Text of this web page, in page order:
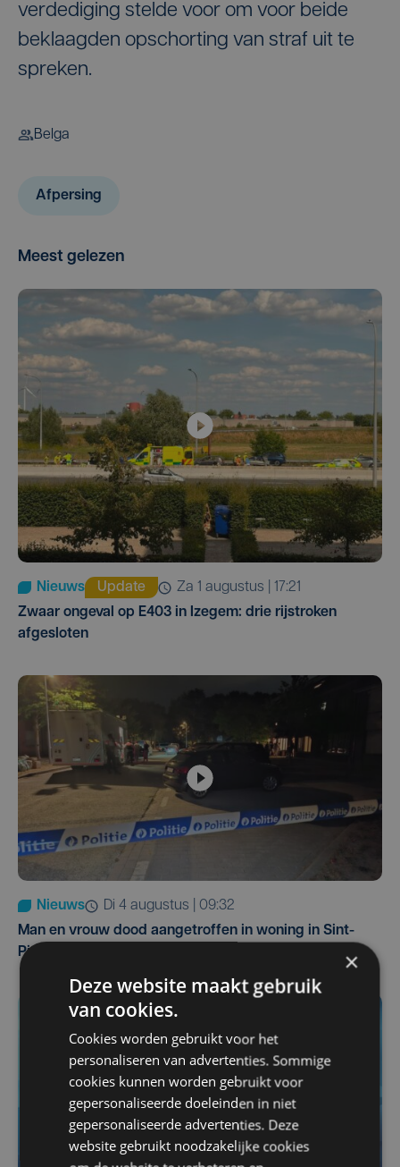
verdediging stelde voor om voor beide
beklaagden opschorting van straf uit te
spreken.
Belga
Afpersing
Meest gelezen
Nieuws Update
za 1 augustus | 17:21
Zwaar ongeval op E403 in Izegem: drie rijstroken
afgesloten
Nieuws
di 4 augustus | 09:32
Man en vrouw dood aangetroffen in woning in Sint-
Pieters Brugge
×
Deze website maakt gebruik
van cookies.
Cookies worden gebruikt voor het
personaliseren van advertenties. Sommige
cookies kunnen worden gebruikt voor
gepersonaliseerde doeleinden in niet
gepersonaliseerde advertenties. Deze
website gebruikt noodzakelijke cookies